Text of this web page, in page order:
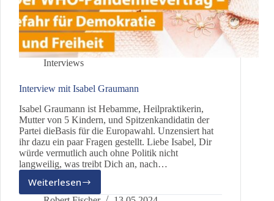
Interviews
Interview mit Isabel Graumann
Isabel Graumann ist Hebamme, Heilpraktikerin,
Mutter von 5 Kindern, und Spitzenkandidatin der
Partei dieBasis für die Europawahl. Unzensiert hat
ihr dazu ein paar Fragen gestellt. Liebe Isabel, Dir
würde vermutlich auch ohne Politik nicht
langweilig, was treibt Dich an, nach…
Weiterlesen
Interview